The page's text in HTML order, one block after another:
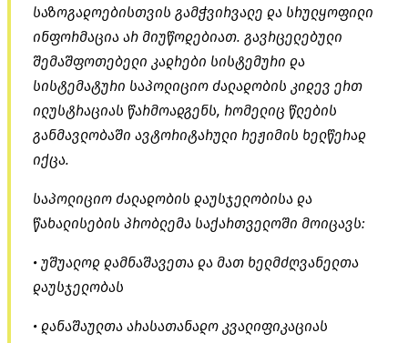
საზოგადოებისთვის გამჭვირვალე და სრულყოფილი
ინფორმაცია არ მიუწოდებიათ. გავრცელებული
შემაშფოთებელი კადრები სისტემური და
სისტემატური საპოლიციო ძალადობის კიდევ ერთ
ილუსტრაციას წარმოადგენს, რომელიც წლების
განმავლობაში ავტორიტარული რეჟიმის ხელწერად
იქცა.
საპოლიციო ძალადობის დაუსჯელობისა და
წახალისების პრობლემა საქართველოში მოიცავს:
• უშუალოდ დამნაშავეთა და მათ ხელმძღვანელთა
დაუსჯელობას
• დანაშაულთა არასათანადო კვალიფიკაციას